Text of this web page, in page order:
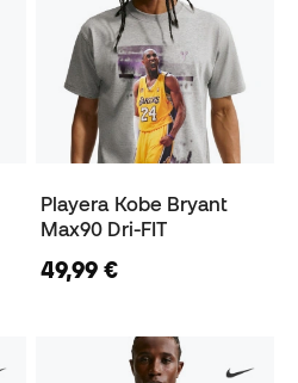
Playera Kobe Bryant
Max90 Dri-FIT
49,99 €